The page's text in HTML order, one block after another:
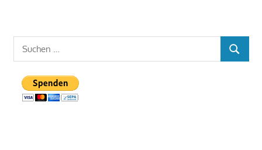
Suchen
nach:
SUCHEN